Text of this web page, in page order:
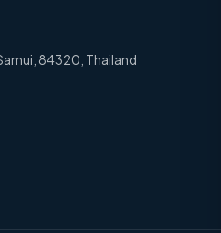
84320, Thailand